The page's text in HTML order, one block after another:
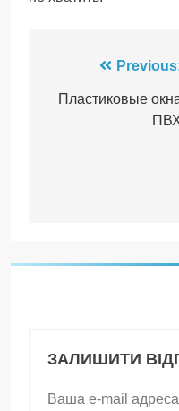
Навігація
записів
Пластиковые
ЗАЛИШИТИ
Ваша e-mail